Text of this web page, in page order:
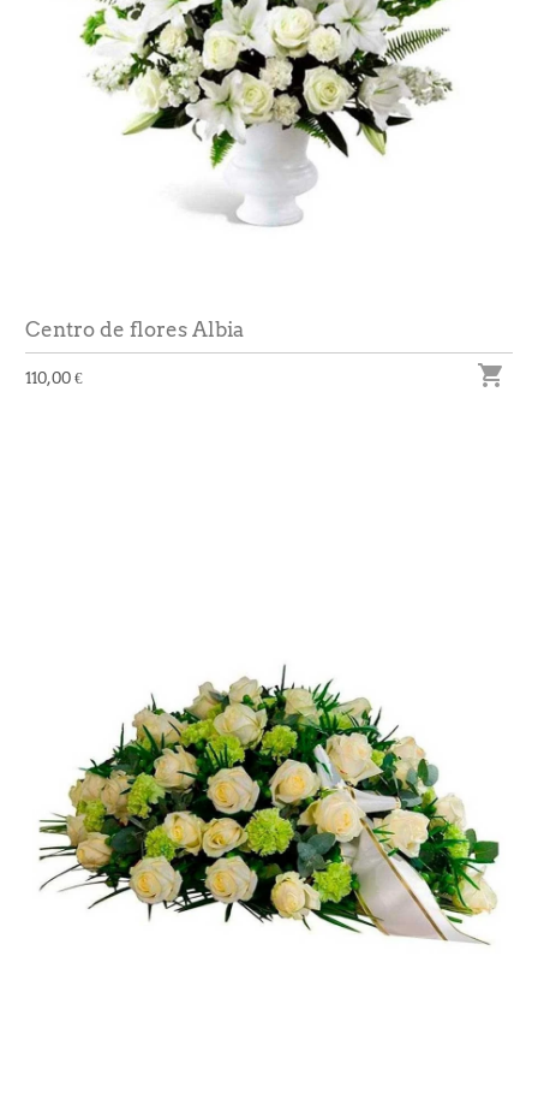
Centro de flores Albia
110,00 € 